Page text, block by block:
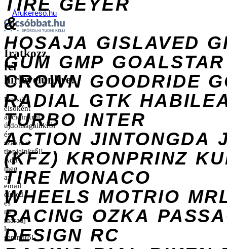
TIRE GEYER
&
HOSAJA GISLAVED
GUM GMP GOALSTAR
CROWN GOODRIDE
RADIAL GTK
TURBO INTER
ACTION JINTONGDA
(KFZ) KRONPRINZ
TIRE MONACO
WHEELS MOTRIO
RACING OZKA
DESIGN RC
Árukereső.hu
Iratkozz
fel
hírlevelünkre!
Értesülj
elsőként
akcióinkról,
újdonságainkról
és
szakmai
tippjeinkről!
Add
meg
az
email
címed
és
ne
maradj
le
semmiről.